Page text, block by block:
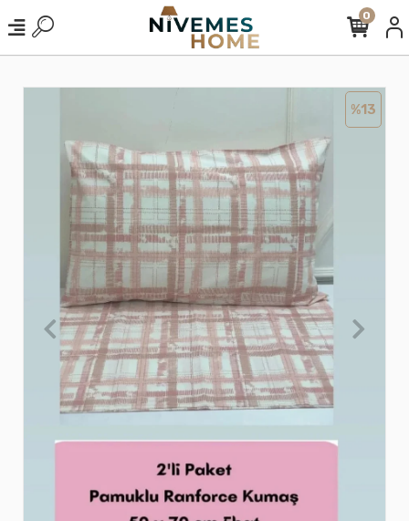
0
%13